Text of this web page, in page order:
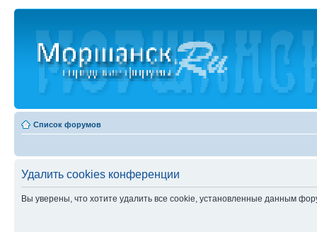
Список форумов
Удалить cookies конференции
Вы уверены, что хотите удалить все cookie, установленные данным